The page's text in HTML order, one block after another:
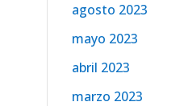
agosto 2023
mayo 2023
abril 2023
marzo 2023